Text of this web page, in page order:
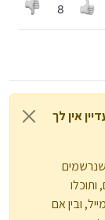
8
אין לך
ובין אם